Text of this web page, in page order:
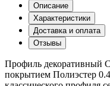
Описание
Характеристики
Доставка и оплата
Отзывы
Профиль декоративный
покрытием Полиэстер